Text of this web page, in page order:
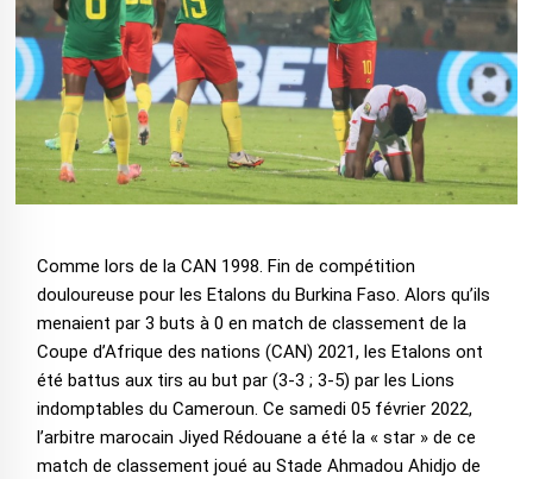
Comme lors de la CAN 1998. Fin de compétition
douloureuse pour les Etalons du Burkina Faso. Alors qu’ils
menaient par 3 buts à 0 en match de classement de la
Coupe d’Afrique des nations (CAN) 2021, les Etalons ont
été battus aux tirs au but par (3-3 ; 3-5) par les Lions
indomptables du Cameroun. Ce samedi 05 février 2022,
l’arbitre marocain Jiyed Rédouane a été la « star » de ce
match de classement joué au Stade Ahmadou Ahidjo de